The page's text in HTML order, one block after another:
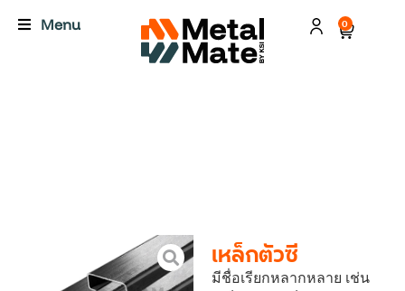
Menu 0
เหล็กตัวซี
มีชื่อเรียกหลากหลาย เช่น